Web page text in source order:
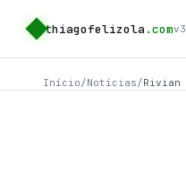
thiagofelizola .com
Início/Notícias/Rivian